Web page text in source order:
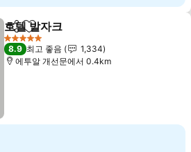
공유 즐겨찾기에 추가
호텔 발자크
5 성급
8.9 최고 좋음
1,334
에투알 개선문에서 0.4km